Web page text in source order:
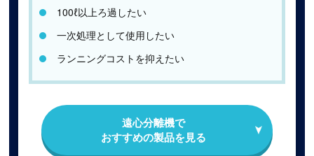
100ℓ以上ろ過したい
一次処理として使用したい
ランニングコストを抑えたい
遠⼼分離機で
おすすめの製品を⾒る